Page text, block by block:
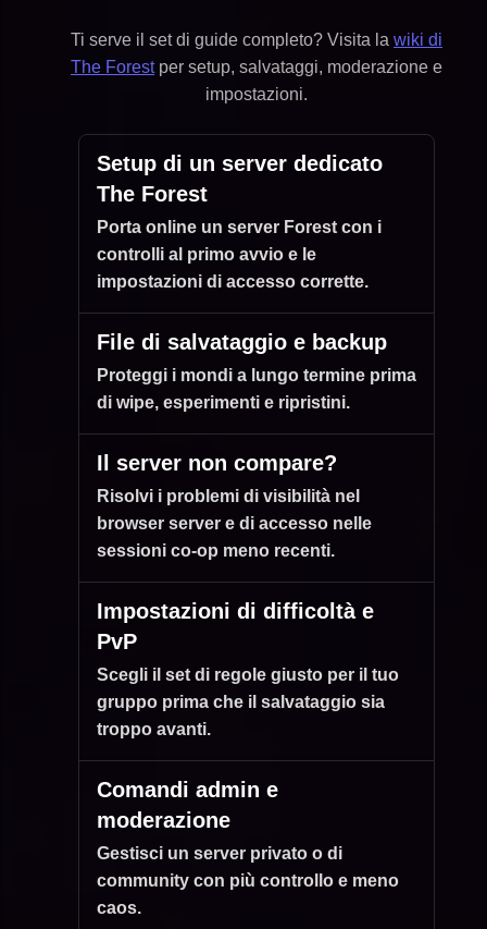
Ti serve il set di guide completo? Visita la wiki di
The Forestper setup, salvataggi, moderazione e
impostazioni.
Setup di un server dedicato
The Forest
Porta online un server Forest con i
controlli al primo avvio e le
impostazioni di accesso corrette.
File di salvataggio e backup
Proteggi i mondi a lungo termine prima
di wipe, esperimenti e ripristini.
Il server non compare?
Risolvi i problemi di visibilità nel
browser server e di accesso nelle
sessioni co-op meno recenti.
Impostazioni di difficoltà e
PvP
Scegli il set di regole giusto per il tuo
gruppo prima che il salvataggio sia
troppo avanti.
Comandi admin e
moderazione
Gestisci un server privato o di
community con più controllo e meno
caos.